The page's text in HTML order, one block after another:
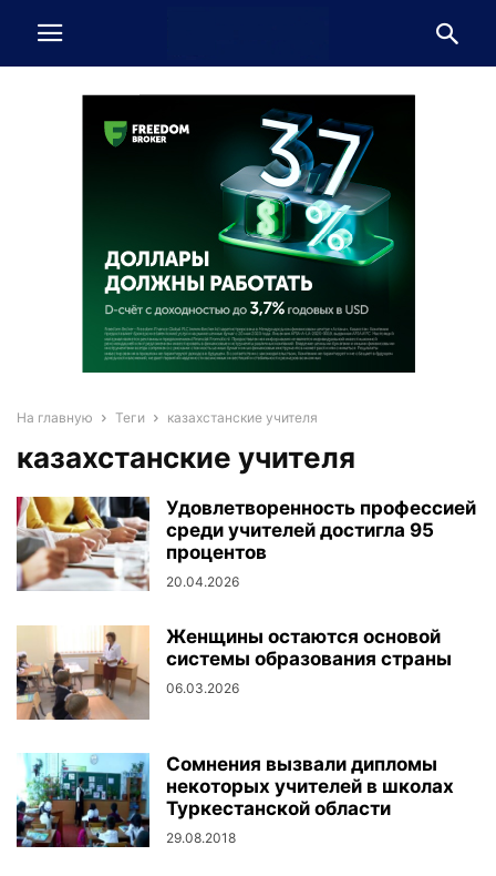
На главную Теги казахстанские учителя
казахстанские учителя
Удовлетворенность профессией
среди учителей достигла 95
процентов
20.04.2026
Женщины остаются основой
системы образования страны
06.03.2026
Сомнения вызвали дипломы
некоторых учителей в школах
Туркестанской области
29.08.2018